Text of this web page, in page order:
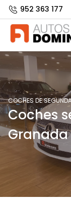
952 363 177
COCHES DE
Coches
Granada